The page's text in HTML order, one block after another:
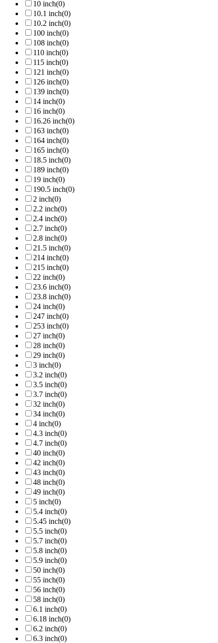
10 inch(0)
10.1 inch(0)
10.2 inch(0)
100 inch(0)
108 inch(0)
110 inch(0)
115 inch(0)
121 inch(0)
126 inch(0)
139 inch(0)
14 inch(0)
16 inch(0)
16.26 inch(0)
163 inch(0)
164 inch(0)
165 inch(0)
18.5 inch(0)
189 inch(0)
19 inch(0)
190.5 inch(0)
2 inch(0)
2.2 inch(0)
2.4 inch(0)
2.7 inch(0)
2.8 inch(0)
21.5 inch(0)
214 inch(0)
215 inch(0)
22 inch(0)
23.6 inch(0)
23.8 inch(0)
24 inch(0)
247 inch(0)
253 inch(0)
27 inch(0)
28 inch(0)
29 inch(0)
3 inch(0)
3.2 inch(0)
3.5 inch(0)
3.7 inch(0)
32 inch(0)
34 inch(0)
4 inch(0)
4.3 inch(0)
4.7 inch(0)
40 inch(0)
42 inch(0)
43 inch(0)
48 inch(0)
49 inch(0)
5 inch(0)
5.4 inch(0)
5.45 inch(0)
5.5 inch(0)
5.7 inch(0)
5.8 inch(0)
5.9 inch(0)
50 inch(0)
55 inch(0)
56 inch(0)
58 inch(0)
6.1 inch(0)
6.18 inch(0)
6.2 inch(0)
6.3 inch(0)